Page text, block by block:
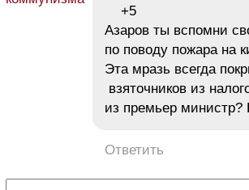
+5
Азаров ты вспомни
по поводу пожара на
Эта мразь всегда
взяточников из
из премьер министр?
Ответить